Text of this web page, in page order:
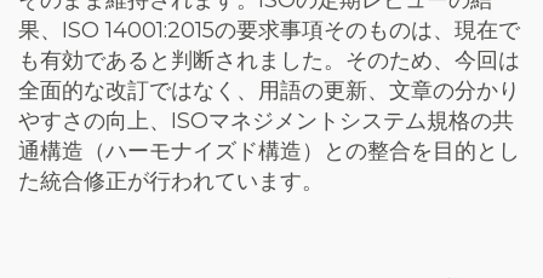
果、ISO 14001:2015の要求事項そのものは、現在で
も有効であると判断されました。そのため、今回は
全面的な改訂ではなく、用語の更新、文章の分かり
やすさの向上、ISOマネジメントシステム規格の共
通構造（ハーモナイズド構造）との整合を目的とし
た統合修正が行われています。